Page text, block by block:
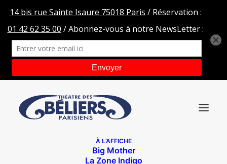
À L’AFFICHE
Big Mother
La Zone Indigo
A-C avec Marie